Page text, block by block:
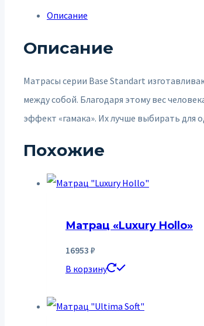
Описание
Описание
Матрасы серии Base Standart
между собой. Благодаря этому вес
эффект «гамака». Их лучше выбирать для
Похожие
Матрац «Luxury Hollo»
16953 ₽
В корзину